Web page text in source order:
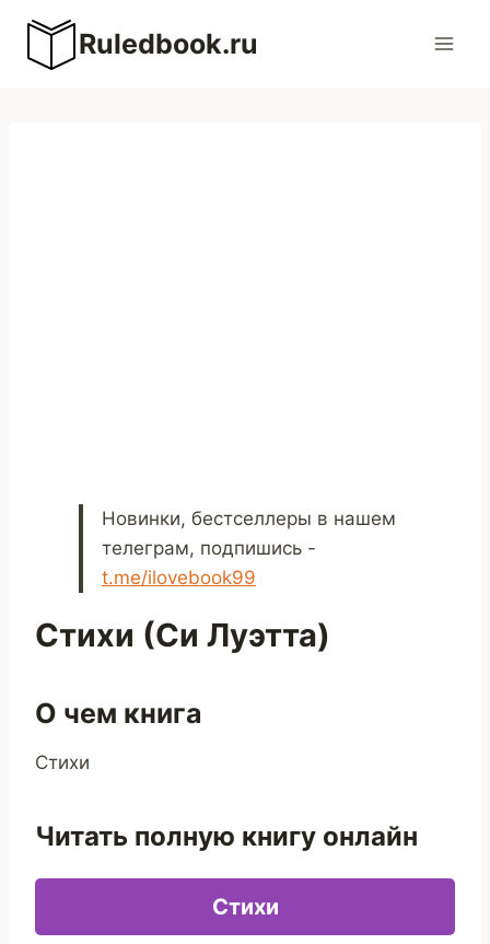
Перейти
содержимому
Ruledbook.ru
Новинки, бестселлеры в нашем
телеграм, подпишись -
t.me/ilovebook99
Стихи (Си Луэтта)
О чем книга
Стихи
Читать полную книгу онлайн
Стихи